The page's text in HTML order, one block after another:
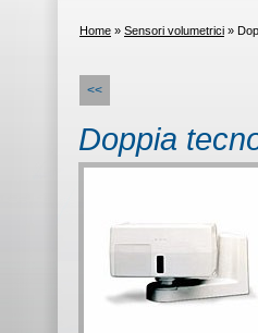
Home » Sensori volumetrici »
<<
Doppia